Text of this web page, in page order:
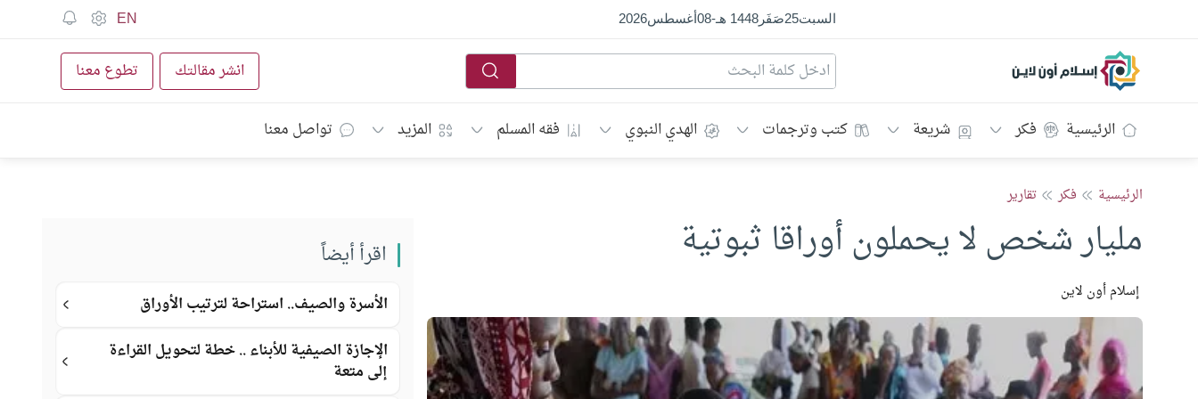
السبت25صَفَر1448 هـ -
08أغسطس2026
EN
إسلام أون لاين انشر مقالتك تطوع معنا
الرئيسية فكر شريعة كتب وترجمات الهدي النبوي فقه المسلم المزيد تواصل معنا
الرئيسية فكر تقارير
مليار شخص لا يحملون أوراقا ثبوتية
إسلام أون لاين
اقرأ أيضاً
الأسرة والصيف.. استراحة لترتيب الأوراق
الإجازة الصيفية للأبناء .. خطة لتحويل القراءة
إلى متعة